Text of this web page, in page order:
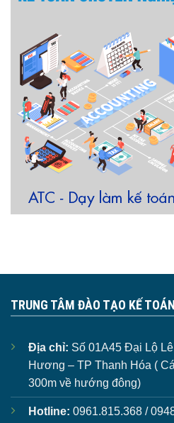
TRUNG TÂM ĐÀO TẠO KẾ
Địa chỉ: Số 01A45 Đại Lộ
Hương – TP Thanh Hóa (
300m về hướng đông)
Hotline: 0961.815.368 /